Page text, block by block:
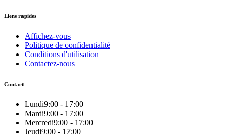
Liens rapides
Affichez-vous
Politique de confidentialité
Conditions d'utilisation
Contactez-nous
Contact
Lundi9:00 - 17:00
Mardi9:00 - 17:00
Mercredi9:00 - 17:00
Jeudi9:00 - 17:00